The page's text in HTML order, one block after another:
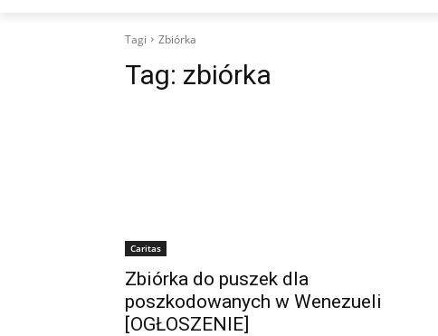
Tagi Zbiórka
Tag: zbiórka
Caritas
Zbiórka do puszek dla
poszkodowanych w Wenezueli
[OGŁOSZENIE]